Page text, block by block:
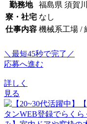
勤務地
福島県 須賀
寮・社宅 なし
仕事内容 機械系工場 /
＼最短45秒で完了／
応募へ進む
詳しく
見る